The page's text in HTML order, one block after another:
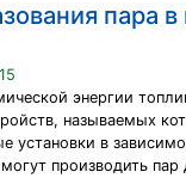
пара в
энергии
называемых
установки в
производить